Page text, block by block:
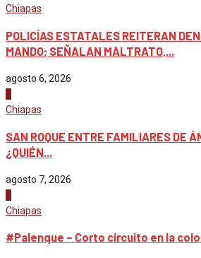
Chiapas
POLICÍAS ESTATALES REITERAN
MANDO; SEÑALAN MALTRATO,...
agosto 6, 2026
Chiapas
SAN ROQUE ENTRE FAMILIARES DE
¿QUIÉN...
agosto 7, 2026
Chiapas
#Palenque – Corto circuito en la